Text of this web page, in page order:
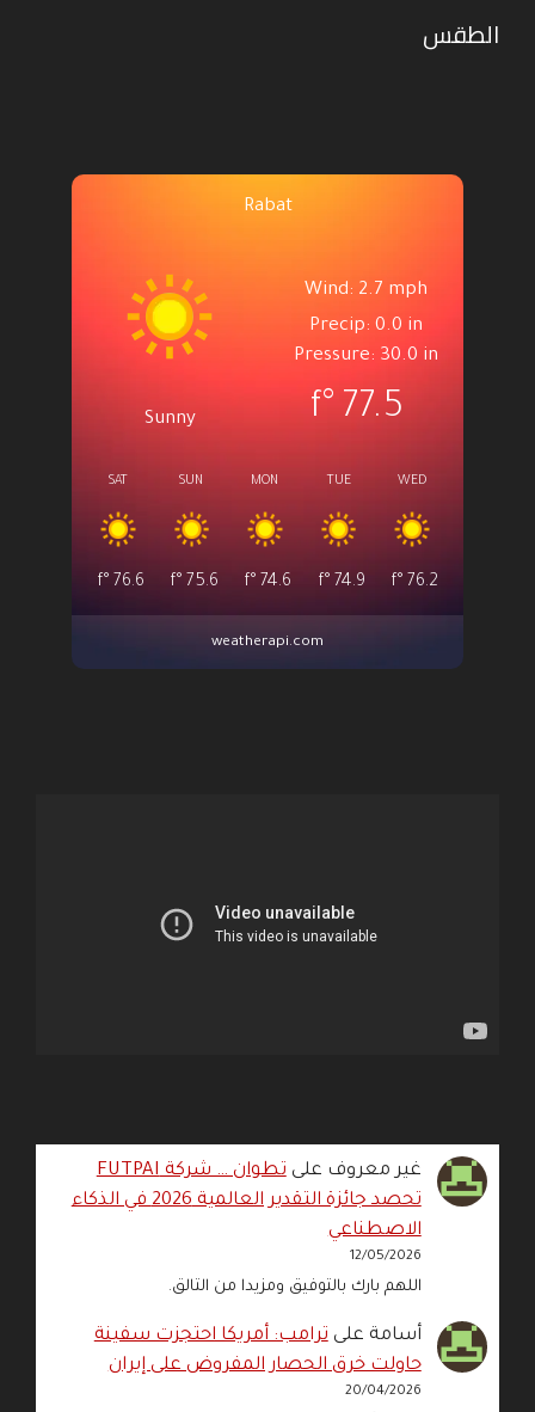
الطقس
Rabat
Sunny
Wind: 2.7 mph
Precip: 0.0 in
Pressure: 30.0 in
77.5
°f
SAT
76.6
°f
SUN
75.6
°f
MON
74.6
°f
TUE
74.9
°f
WED
76.2
°f
weatherapi.com
غير معروف على
تطوان … شركة FUTPAI
تحصد جائزة التقدير العالمية 2026 في الذكاء
الاصطناعي
12/05/2026
اللهم بارك بالتوفيق ومزيدا من التالق.
أسامة علىترامب: أمريكا احتجزت سفينة
حاولت خرق الحصار المفروض على إيران
20/04/2026